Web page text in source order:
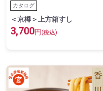
カタログ
＜京樽＞上方箱すし
3,700円 (税込)